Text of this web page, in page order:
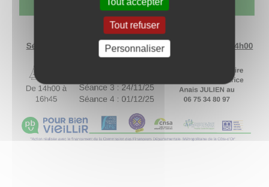
Tout refuser
Personnaliser